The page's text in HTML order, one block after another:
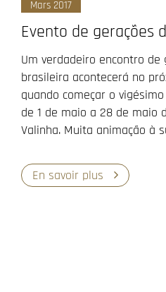
Mars 2017
Evento de gerações
Um verdadeiro encontro de
brasileira acontecerá no
quando começar o
de 1 de maio a 28 de maio
Valinha. Muita animação à
En savoir plus